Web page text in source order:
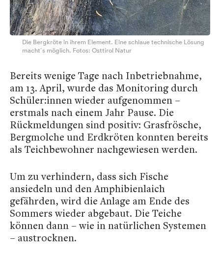
Die Bergkröte in ihrem Element. Eine schlaue technische Lösung
macht´s möglich. Fotos: Osttirol Natur
Bereits wenige Tage nach Inbetriebnahme,
am 13. April, wurde das Monitoring durch
Schüler:innen wieder aufgenommen –
erstmals nach einem Jahr Pause. Die
Rückmeldungen sind positiv: Grasfrösche,
Bergmolche und Erdkröten konnten bereits
als Teichbewohner nachgewiesen werden.
Um zu verhindern, dass sich Fische
ansiedeln und den Amphibienlaich
gefährden, wird die Anlage am Ende des
Sommers wieder abgebaut. Die Teiche
können dann – wie in natürlichen Systemen
– austrocknen.